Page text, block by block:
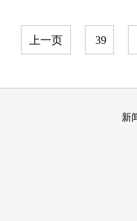
上一页 39
新